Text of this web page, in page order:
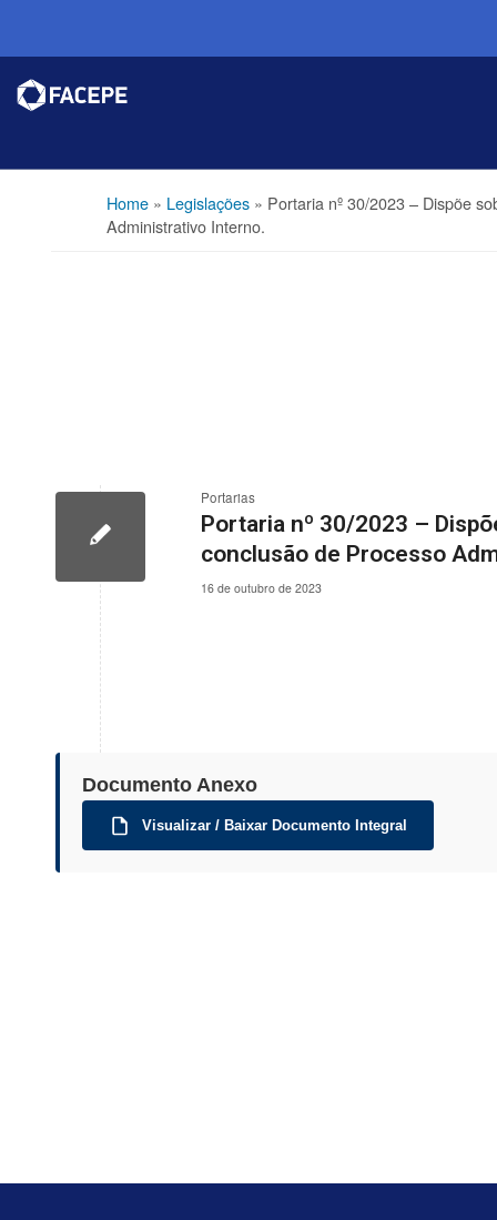
Home» Legislações» Portaria nº 30/2023 – Dispõe
Administrativo Interno.
Portarias
Portaria nº 30/2023 –
conclusão de Processo
16 de outubro de 2023
Documento Anexo
Visualizar / Baixar Documento Integral